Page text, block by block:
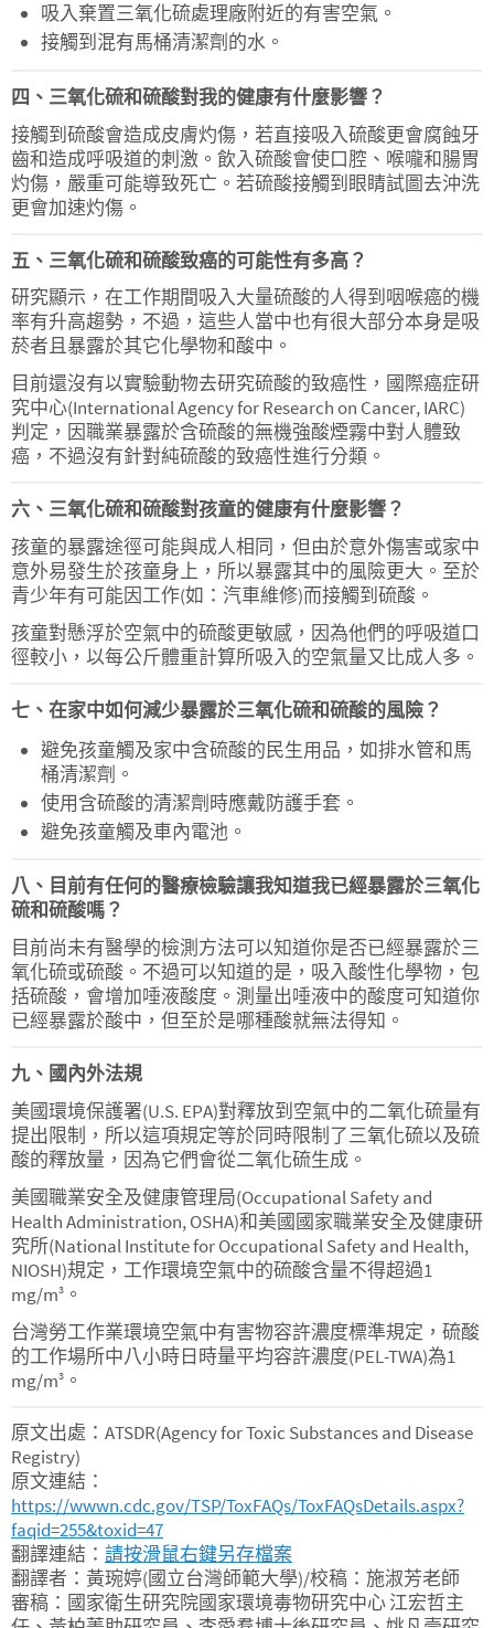
吸入棄置三氧化硫處理廠附近的有害空氣。
接觸到混有馬桶清潔劑的水。
四、三氧化硫和硫酸對我的健康有什麼影響？
接觸到硫酸會造成皮膚灼傷，若直接吸入硫酸更會腐蝕牙
齒和造成呼吸道的刺激。飲入硫酸會使口腔、喉嚨和腸胃
灼傷，嚴重可能導致死亡。若硫酸接觸到眼睛試圖去沖洗
更會加速灼傷。
五、三氧化硫和硫酸致癌的可能性有多高？
研究顯示，在工作期間吸入大量硫酸的人得到咽喉癌的機
率有升高趨勢，不過，這些人當中也有很大部分本身是吸
菸者且暴露於其它化學物和酸中。
目前還沒有以實驗動物去研究硫酸的致癌性，國際癌症研
究中心(International Agency for Research on Cancer, IARC)
判定，因職業暴露於含硫酸的無機強酸煙霧中對人體致
癌，不過沒有針對純硫酸的致癌性進行分類。
六、三氧化硫和硫酸對孩童的健康有什麼影響？
孩童的暴露途徑可能與成人相同，但由於意外傷害或家中
意外易發生於孩童身上，所以暴露其中的風險更大。至於
青少年有可能因工作(如：汽車維修)而接觸到硫酸。
孩童對懸浮於空氣中的硫酸更敏感，因為他們的呼吸道口
徑較小，以每公斤體重計算所吸入的空氣量又比成人多。
七、在家中如何減少暴露於三氧化硫和硫酸的風險？
避免孩童觸及家中含硫酸的民生用品，如排水管和馬
桶清潔劑。
使用含硫酸的清潔劑時應戴防護手套。
避免孩童觸及車內電池。
八、目前有任何的醫療檢驗讓我知道我已經暴露於三氧化
硫和硫酸嗎？
目前尚未有醫學的檢測方法可以知道你是否已經暴露於三
氧化硫或硫酸。不過可以知道的是，吸入酸性化學物，包
括硫酸，會增加唾液酸度。測量出唾液中的酸度可知道你
已經暴露於酸中，但至於是哪種酸就無法得知。
九、國內外法規
美國環境保護署(U.S. EPA)對釋放到空氣中的二氧化硫量有
提出限制，所以這項規定等於同時限制了三氧化硫以及硫
酸的釋放量，因為它們會從二氧化硫生成。
美國職業安全及健康管理局(Occupational Safety and
Health Administration, OSHA)和美國國家職業安全及健康研
究所(National Institute for Occupational Safety and Health,
NIOSH)規定，工作環境空氣中的硫酸含量不得超過1
mg/m3 。
台灣勞工作業環境空氣中有害物容許濃度標準規定，硫酸
的工作場所中八小時日時量平均容許濃度(PEL-TWA)為1
mg/m3 。
原文出處：ATSDR(Agency for Toxic Substances and Disease
Registry)
原文連結：
https://wwwn.cdc.gov/TSP/ToxFAQs/ToxFAQsDetails.aspx?
faqid=255&toxid=47
翻譯連結： 請按滑鼠右鍵另存檔案
翻譯者：黃琬婷(國立台灣師範大學)/校稿：施淑芳老師
審稿：國家衛生研究院國家環境毒物研究中心 江宏哲主